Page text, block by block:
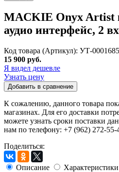
MACKIE Onyx Artist
аудио интерфейс, 2
Код товара (Артикул): УТ-
15 900 руб.
Я видел дешевле
Узнать цену
Добавить в сравнение
К сожалению, данного товара
магазинах. Для его доставки
можете узнать сроки поставки
нам по телефону: +7 (962) 272-55-
Поделиться:
Описание Характеристики